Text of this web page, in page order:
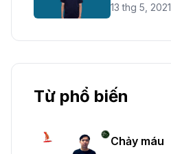
13 thg 5, 2021
Từ phổ biến
Chảy máu